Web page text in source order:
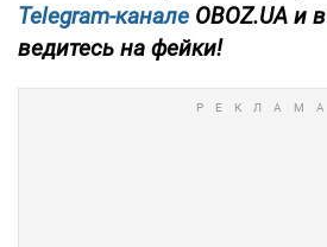
Telegram-канале OBOZ.UA и в
ведитесь на фейки!